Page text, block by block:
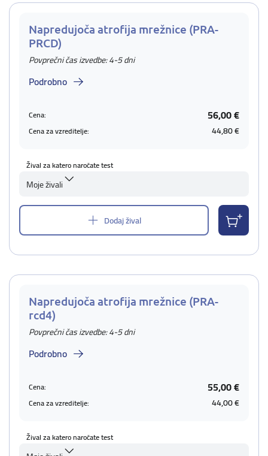
Napredujoča atrofija mrežnice (PRA-
PRCD)
Povprečni čas izvedbe: 4-5 dni
Podrobno
Cena: 56,00 €
Cena za vzreditelje: 44,80 €
Žival za katero naročate test
Moje živali
Dodaj žival
Napredujoča atrofija mrežnice (PRA-
rcd4)
Povprečni čas izvedbe: 4-5 dni
Podrobno
Cena: 55,00 €
Cena za vzreditelje: 44,00 €
Žival za katero naročate test